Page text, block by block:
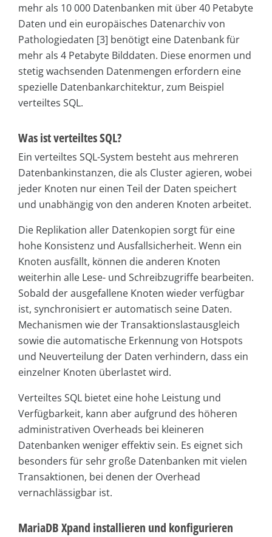
mehr als 10 000 Datenbanken mit über 40 Petabyte
Daten und ein europäisches Datenarchiv von
Pathologiedaten [3] benötigt eine Datenbank für
mehr als 4 Petabyte Bilddaten. Diese enormen und
stetig wachsenden Datenmengen erfordern eine
spezielle Datenbankarchitektur, zum Beispiel
verteiltes SQL.
Was ist verteiltes SQL?
Ein verteiltes SQL-System besteht aus mehreren
Datenbankinstanzen, die als Cluster agieren, wobei
jeder Knoten nur einen Teil der Daten speichert
und unabhängig von den anderen Knoten arbeitet.
Die Replikation aller Datenkopien sorgt für eine
hohe Konsistenz und Ausfallsicherheit. Wenn ein
Knoten ausfällt, können die anderen Knoten
weiterhin alle Lese- und Schreibzugriffe bearbeiten.
Sobald der ausgefallene Knoten wieder verfügbar
ist, synchronisiert er automatisch seine Daten.
Mechanismen wie der Transaktionslastausgleich
sowie die automatische Erkennung von Hotspots
und Neuverteilung der Daten verhindern, dass ein
einzelner Knoten überlastet wird.
Verteiltes SQL bietet eine hohe Leistung und
Verfügbarkeit, kann aber aufgrund des höheren
administrativen Overheads bei kleineren
Datenbanken weniger effektiv sein. Es eignet sich
besonders für sehr große Datenbanken mit vielen
Transaktionen, bei denen der Overhead
vernachlässigbar ist.
MariaDB Xpand installieren und konfigurieren